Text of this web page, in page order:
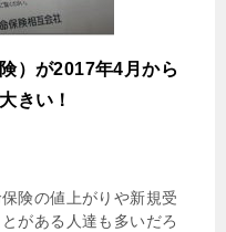
）が2017年4月から
きい！
険の値上がりや新規受
がある人達も多いだろ